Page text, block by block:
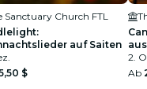
Sanctuary Church FTL
auf Saiten
$
2.
Ab